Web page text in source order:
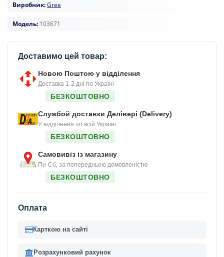
Виробник:Gree
Модель: 103671
Доставимо цей товар:
Новою Поштою у відділення
Доставка 1-2 дні по Україні
БЕЗКОШТОВНО
Службой доставки Делівері (Delivery)
У відділення по всій Україні
БЕЗКОШТОВНО
Самовивіз із магазину
Пн-Сб, за попередньою домовленістю
БЕЗКОШТОВНО
Оплата
Карткою на сайті
Розрахунковий рахунок